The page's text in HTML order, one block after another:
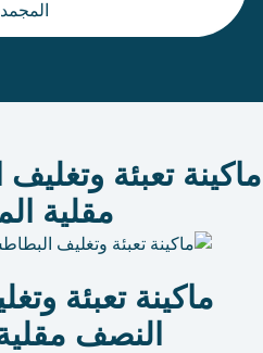
ماكينة تعبئة
مقلية
ماكينة تعبئة
النصف